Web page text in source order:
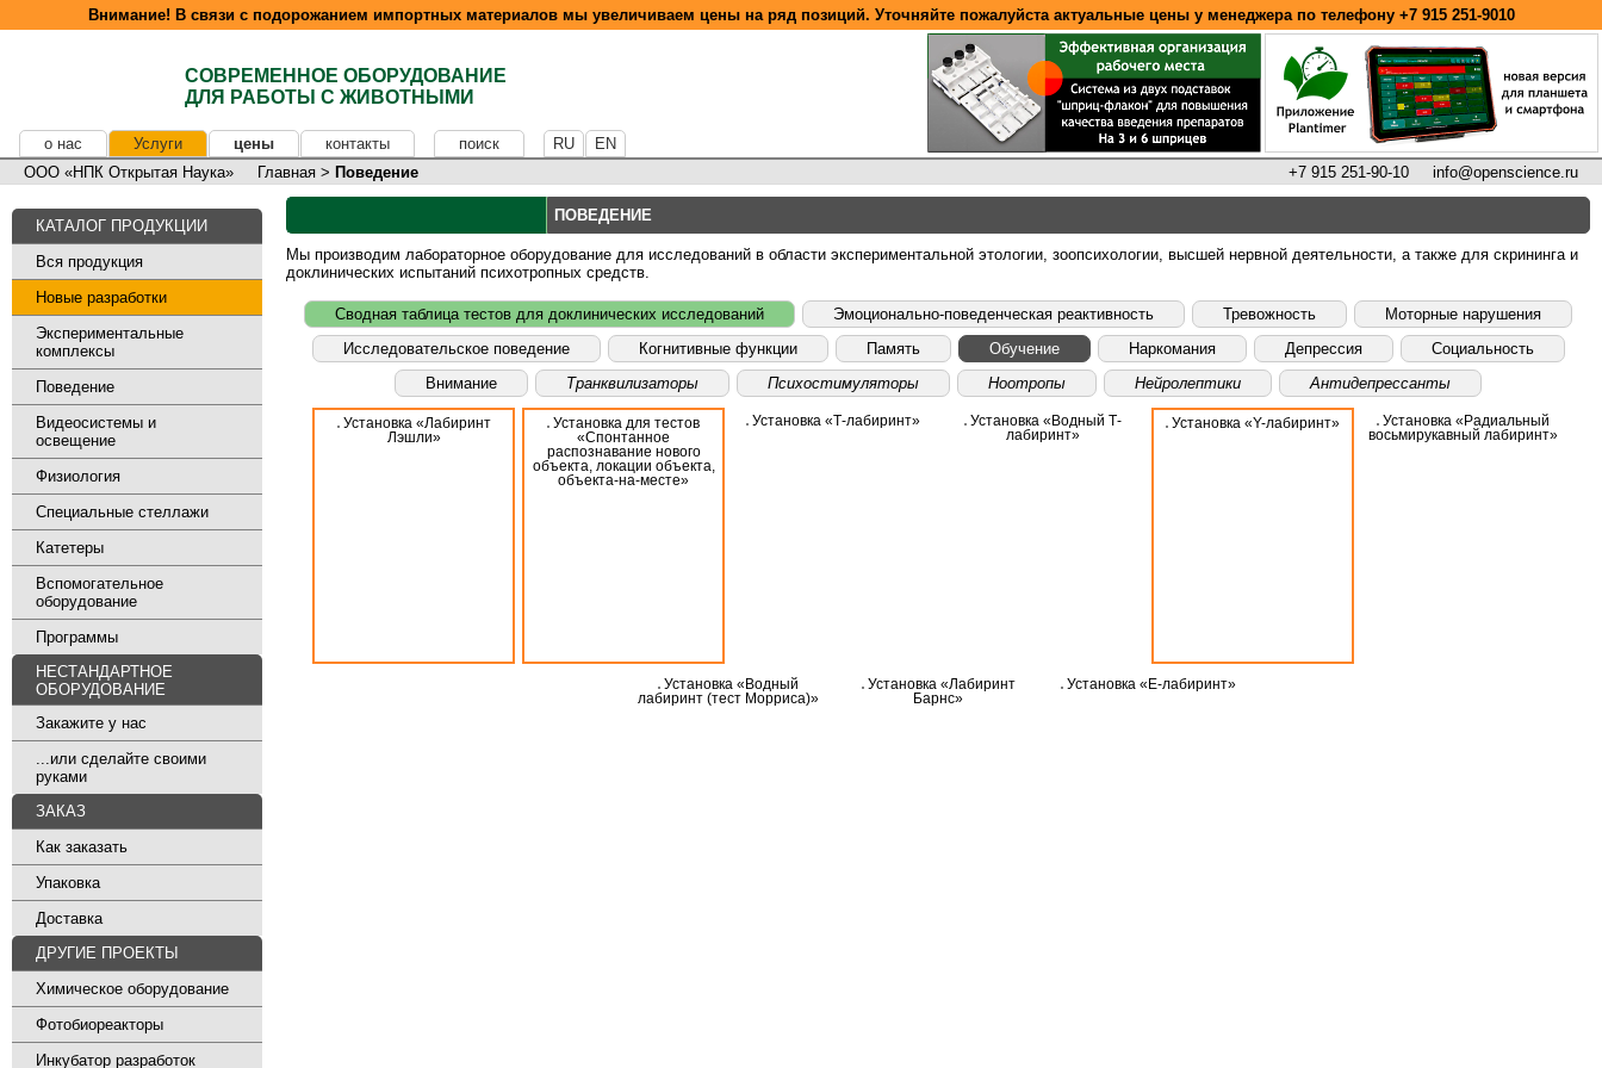
Внимание! В связи с подорожанием импортных материалов мы увеличиваем цены на ряд позиций. Уточняйте пожалуйста актуальные цены у менеджера по телефону +7 915 251-9010
СОВРЕМЕННОЕ ОБОРУДОВАНИЕ
ДЛЯ РАБОТЫ С ЖИВОТНЫМИ
о нас Услуги цены контакты поиск RU
EN
info@openscience.ru
+7 915 251-90-10
ООО «НПК Открытая Наука» Главная > Поведение
КАТАЛОГ ПРОДУКЦИИ
Вся продукция
Новые разработки
Экспериментальные
комплексы
Поведение
Видеосистемы и
освещение
Физиология
Специальные стеллажи
Катетеры
Вспомогательное
оборудование
Программы
НЕСТАНДАРТНОЕ
ОБОРУДОВАНИЕ
Закажите у нас
...или сделайте своими
руками
ЗАКАЗ
Как заказать
Упаковка
Доставка
ДРУГИЕ ПРОЕКТЫ
Химическое оборудование
Фотобиореакторы
Инкубатор разработок
ПОВЕДЕНИЕ
Мы производим лабораторное оборудование для исследований в области экспериментальной этологии, зоопсихологии, высшей нервной деятельности, а также для скрининга и
доклинических испытаний психотропных средств.
Сводная таблица тестов для доклинических исследований Эмоционально-поведенческая реактивность Тревожность
Моторные нарушения
Исследовательское поведение
Когнитивные функции Память Обучение Наркомания Депрессия
Социальность
Внимание
Транквилизаторы Психостимуляторы Ноотропы Нейролептики Антидепрессанты
Установка «Лабиринт
Лэшли»
Установка для тестов
«Спонтанное
распознавание нового
объекта, локации объекта,
объекта-на-месте»
Установка «Т-лабиринт»
Установка «Водный Т-
лабиринт»
Установка «Y-лабиринт»
Установка «Радиальный
восьмирукавный лабиринт»
Установка «Водный
лабиринт (тест Морриса)»
Установка «Лабиринт
Барнс»
Установка «Е-лабиринт»